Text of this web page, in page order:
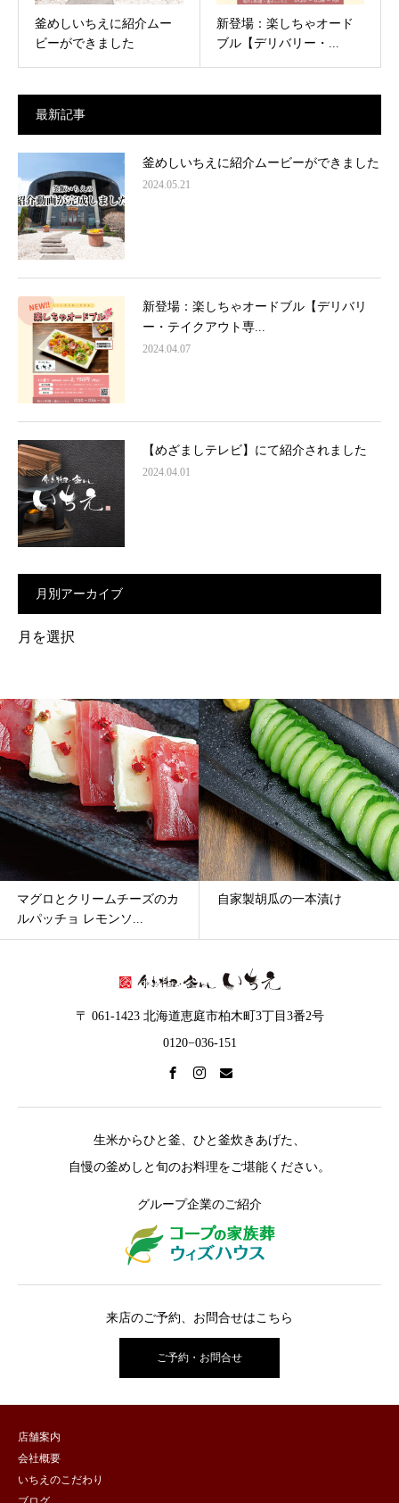
釜めしいちえに紹介ムー
ビーができました
新登場：楽しちゃオード
ブル【デリバリー・...
最新記事
釜めしいちえに紹介ムービーができました
2024.05.21
新登場：楽しちゃオードブル【デリバリ
ー・テイクアウト専...
2024.04.07
【めざましテレビ】にて紹介されました
2024.04.01
月別アーカイブ
月
ー
カ
イ
ブ
リームチーズのカ
レモンソ...
自家製胡瓜の一本漬け
〒 061-1423 北海道恵庭市柏木町3丁目3番2号
0120−036-151
生米からひと釜、ひと釜炊きあげた、
自慢の釜めしと旬のお料理をご堪能ください。
グループ企業のご紹介
来店のご予約、お問合せはこちら
ご予約・お問合せ
店舗案内
会社概要
いちえのこだわり